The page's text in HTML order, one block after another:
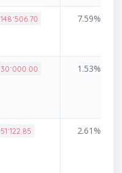
148˙506.70 7.59%
30˙000.00 1.53%
51˙122.85 2.61%